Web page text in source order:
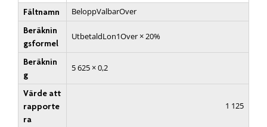
Fältnamn
BeloppValbarOver
Beräknin
gsformel
UtbetaldLon1Over × 20%
Beräknin
g
5 625 × 0,2
Värde att
rapporte
ra
1 125